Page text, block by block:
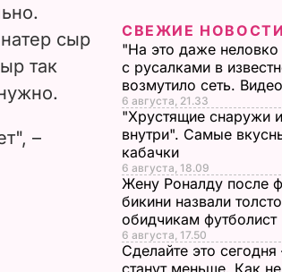
сыр
так
–
СВЕЖИЕ НОВОСТИ
"На это даже
с русалками в
возмутило сеть. Видео
6 августа, 21.33
"Хрустящие снаружи
внутри". Самые
кабачки
6 августа, 18.09
Жену Роналду после
бикини назвали
обидчикам футболист
6 августа, 17.50
Сделайте это
станут меньше. Как